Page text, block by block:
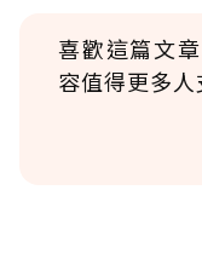
喜歡這篇文
容值得更多人